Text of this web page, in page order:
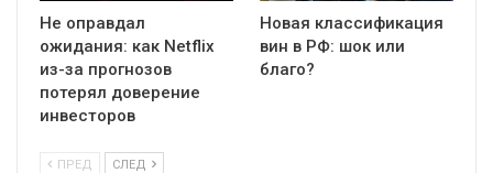
Не оправдал
ожидания: как Netflix
из-за прогнозов
потерял доверение
инвесторов
Новая классификация
вин в РФ: шок или
благо?
ПРЕД СЛЕД